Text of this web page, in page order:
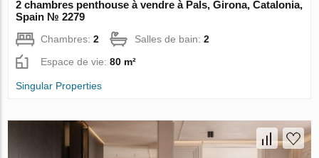
2 chambres penthouse à vendre à Pals, Girona, Catalonia,
Spain № 2279
Chambres:2 Salles de bain:2
Espace de vie:80 m²
Singular Properties